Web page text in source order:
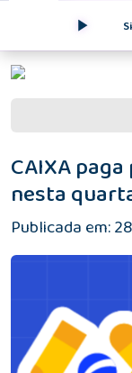
CAIXA
nesta
Publicada em: